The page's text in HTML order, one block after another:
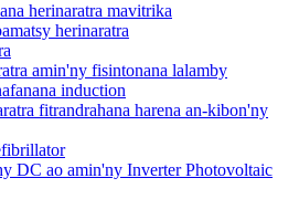
herinaratra mavitrika
herinaratra
amin'ny fisintonana lalamby
induction
fitrandrahana harena an-kibon'ny
DC ao amin'ny Inverter Photovoltaic